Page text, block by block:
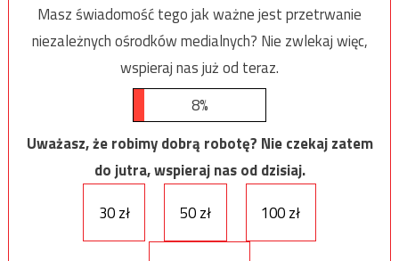
Masz świadomość tego jak ważne jest przetrwanie
niezależnych ośrodków medialnych? Nie zwlekaj więc,
wspieraj nas już od teraz.
8%
Uważasz, że robimy dobrą robotę? Nie czekaj zatem
do jutra, wspieraj nas od dzisiaj.
30 zł
50 zł 100 zł